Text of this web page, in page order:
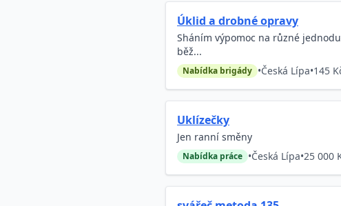
Úklid a drobné opravy
Sháním výpomoc na různé
běž...
Nabídka brigády •Česká Lípa•145
Uklízečky
Jen ranní směny
Nabídka práce •Česká Lípa•25 000